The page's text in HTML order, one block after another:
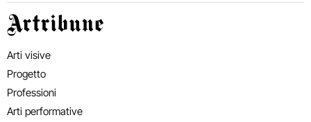
Artribune
Arti visive
Progetto
Professioni
Arti performative